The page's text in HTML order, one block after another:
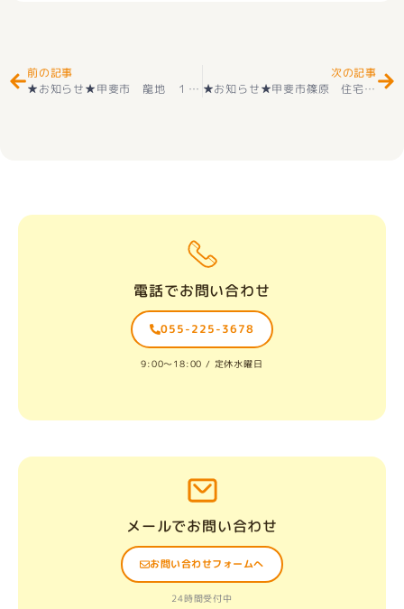
前の記事
★お知らせ★甲斐市 龍地 １号棟 新築建売住宅オープンハウス開催(^_-)-☆令和 3月18日（土）＋3月19日（日）10時～16時(^^♪
次の記事
★お知らせ★甲斐市篠原 住宅用地 好評販売中
電話でお問い合わせ
055-225-3678
9:00〜18:00 / 定休水曜日
メールでお問い合わせ
お問い合わせフォームへ
24時間受付中